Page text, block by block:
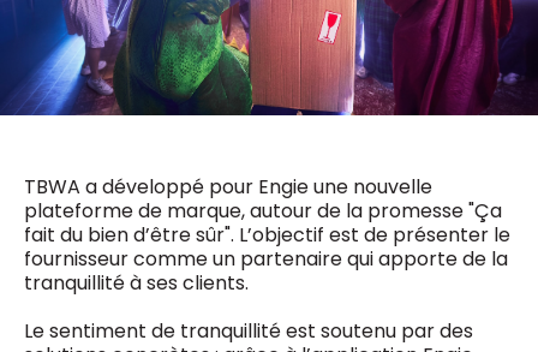
TBWA a développé pour Engie une nouvelle
plateforme de marque, autour de la promesse "Ça
fait du bien d’être sûr". L’objectif est de présenter le
fournisseur comme un partenaire qui apporte de la
tranquillité à ses clients. ​
Le sentiment de tranquillité est soutenu par des
0498 88 64 89
f.bouchar@mm.be
Chief Editor
Griet Byl
Chief Editor
Damien Lemaire
0477 37 31 65
d.lemaire@mm.be
VALIDER
NOTRE CONTENU DIGITAL :
Daily
access
5 x week
MM e - News
1 x week
MM Brunch
1 x week
MM Tech
10 x year
10 x year
MM Blue